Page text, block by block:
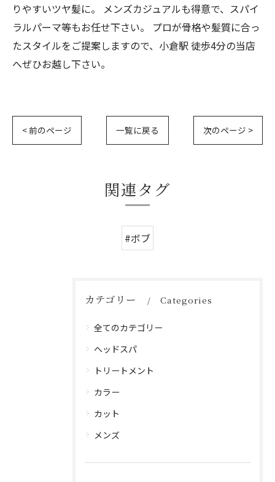
りやすいツヤ髪に。 メンズカジュアルも得意で、スパイ
ラルパーマ等もお任せ下さい。 プロが骨格や髪質に合っ
たスタイルをご提案しますので、小倉駅 徒歩4分の当店
へぜひお越し下さい。
< 前のページ 一覧に戻る 次のページ >
関連タグ
#ボブ
カテゴリー Categories
全てのカテゴリー
ヘッドスパ
トリートメント
カラー
カット
メンズ